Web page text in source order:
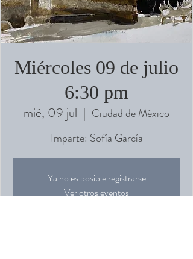
Miércoles 09 de julio
6:30 pm
mié, 09 jul
  |
Ciudad de México
Imparte: Sofía García
Ya no es posible registrarse
Ver otros eventos